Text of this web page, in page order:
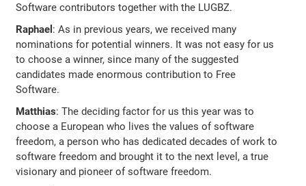
Software contributors together with the LUGBZ.
Raphael : As in previous years, we received many
nominations for potential winners. It was not easy for us
to choose a winner, since many of the suggested
candidates made enormous contribution to Free
Software.
Matthias: The deciding factor for us this year was to
choose a European who lives the values of software
freedom, a person who has dedicated decades of work to
software freedom and brought it to the next level, a true
visionary and pioneer of software freedom.